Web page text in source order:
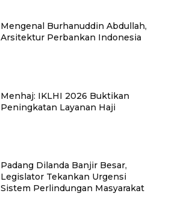
Mengenal Burhanuddin Abdullah,
Arsitektur Perbankan Indonesia
Menhaj: IKLHI 2026 Buktikan
Peningkatan Layanan Haji
Padang Dilanda Banjir Besar,
Legislator Tekankan Urgensi
Sistem Perlindungan Masyarakat